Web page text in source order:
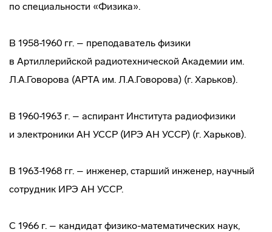
по специальности «Физика».
В 1958-1960 гг. – преподаватель физики
в Артиллерийской радиотехнической Академии им.
Л.А.Говорова (АРТА им. Л.А.Говорова) (г. Харьков).
В 1960-1963 г. – аспирант Института радиофизики
и электроники АН УССР (ИРЭ АН УССР) (г. Харьков).
В 1963-1968 гг. – инженер, старший инженер, научный
сотрудник ИРЭ АН УССР.
С 1966 г. – кандидат физико-математических наук,